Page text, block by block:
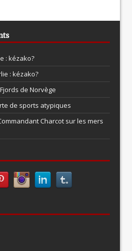
: kézako?
: kézako?
de Norvège
de sports atypiques
Charcot sur les mers